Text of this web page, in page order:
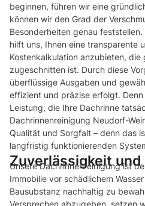
beginnen, führen wir eine
können wir den Grad der
Besonderheiten genau
hilft uns, Ihnen eine transparente
Kostenkalkulation anzubieten,
zugeschnitten ist. Durch diese
überflüssige Ausgaben und
effizient und präzise erfolgt.
Leistung, die Ihre Dachrinne
Dachrinnenreinigung Neudorf-
Qualität und Sorgfalt – denn das
langfristig funktionierenden
Zuverlässigkeit
Unsere Dachrinnenreinigung ist
Immobilie vor schädlichem
Bausubstanz nachhaltig zu
Versprechen abzugeben, setzen